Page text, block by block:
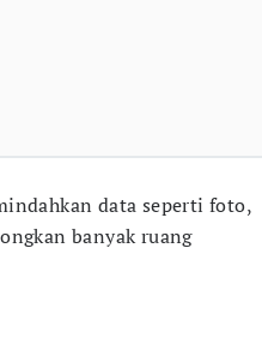
data seperti foto,
banyak ruang